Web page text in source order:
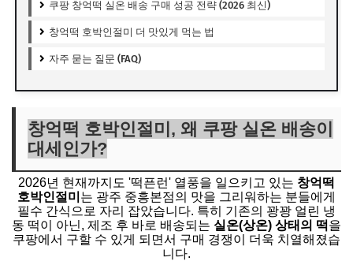
쿠팡 창억떡 실온 배송 구매 성공 전략 (2026 최신)
창억떡 호박인절미 더 맛있게 먹는 법
자주 묻는 질문 (FAQ)
창억떡 호박인절미, 왜 쿠팡 실온 배송이
대세인가?
2026년 현재까지도 '떡픈런' 열풍을 일으키고 있는 창억떡
호박인절미 는 광주 중흥본점의 맛을 그리워하는 분들에게
필수 간식으로 자리 잡았습니다. 특히 기존의 꽝꽝 얼린 냉
동 떡이 아닌, 제조 후 바로 배송되는 실온(상온) 상태의 떡 을
쿠팡에서 구할 수 있게 되면서 구매 경쟁이 더욱 치열해졌습
니다.